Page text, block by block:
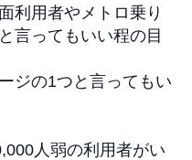
利用者やメトロ乗り
言ってもいい程の目
ジの1つと言ってもい
人弱の利用者がい